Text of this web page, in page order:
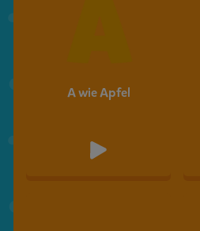
A wie Apfel